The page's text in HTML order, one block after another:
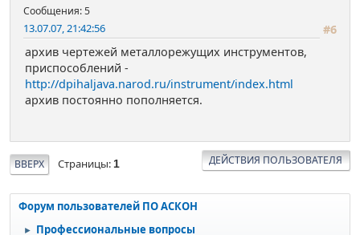
Сообщения: 5
#6
13.07.07, 21:42:56
архив чертежей металлорежущих инструментов,
приспособлений -
http://dpihaljava.narod.ru/instrument/index.html
архив постоянно пополняется.
ВВЕРХ Страницы 1 ДЕЙСТВИЯ ПОЛЬЗОВАТЕЛЯ
Форум пользователей ПО АСКОН
► Профессиональные вопросы